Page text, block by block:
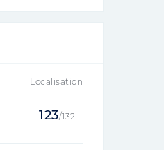
Localisation
123/132